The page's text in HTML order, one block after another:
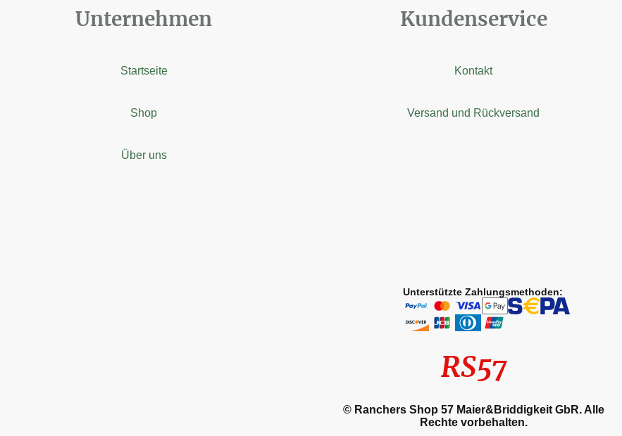
Unternehmen
Startseite
Shop
Über uns
Kundenservice
Kontakt
Versand und Rückversand
Unterstützte Zahlungsmethoden:
RS57
© Ranchers Shop 57 Maier&Briddigkeit GbR. Alle
Rechte vorbehalten.